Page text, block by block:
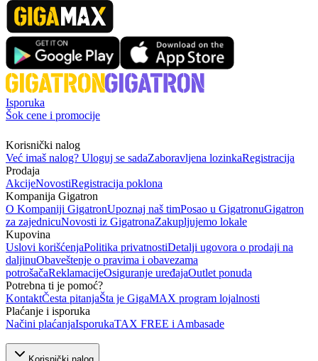
Isporuka
Šok cene i promocije
Korisnički nalog
Već imaš nalog? Uloguj se sadaZaboravljena lozinkaRegistracija
Prodaja
AkcijeNovostiRegistracija poklona
Kompanija Gigatron
O Kompaniji GigatronUpoznaj naš timPosao u GigatronuGigatron
za zajednicuNovosti iz GigatronaZakupljujemo lokale
Kupovina
Uslovi korišćenjaPolitika privatnostiDetalji ugovora o prodaji na
daljinuObaveštenje o pravima i obavezama
potrošačaReklamacijeOsiguranje uređajaOutlet ponuda
Potrebna ti je pomoć?
KontaktČesta pitanjaŠta je GigaMAX program lojalnosti
Plaćanje i isporuka
Načini plaćanjaIsporukaTAX FREE i Ambasade